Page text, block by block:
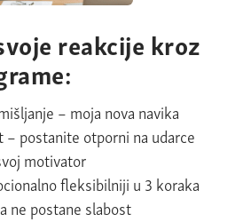
reakcije kroz
– moja nova navika
– postanite otporni na udarce
motivator
fleksibilniji u 3 koraka
ne postane slabost